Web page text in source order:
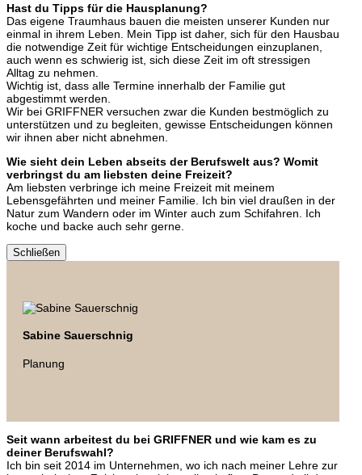
Hast du Tipps für die Hausplanung?
Das eigene Traumhaus bauen die meisten unserer Kunden nur
einmal in ihrem Leben. Mein Tipp ist daher, sich für den Hausbau
die notwendige Zeit für wichtige Entscheidungen einzuplanen,
auch wenn es schwierig ist, sich diese Zeit im oft stressigen
Alltag zu nehmen.
Wichtig ist, dass alle Termine innerhalb der Familie gut
abgestimmt werden.
Wir bei GRIFFNER versuchen zwar die Kunden bestmöglich zu
unterstützen und zu begleiten, gewisse Entscheidungen können
wir ihnen aber nicht abnehmen.
Wie sieht dein Leben abseits der Berufswelt aus? Womit
verbringst du am liebsten deine Freizeit?
Am liebsten verbringe ich meine Freizeit mit meinem
Lebensgefährten und meiner Familie. Ich bin viel draußen in der
Natur zum Wandern oder im Winter auch zum Schifahren. Ich
koche und backe auch sehr gerne.
Schließen
Sabine Sauerschnig
Planung
Seit wann arbeitest du bei GRIFFNER und wie kam es zu
deiner Berufswahl?
Ich bin seit 2014 im Unternehmen, wo ich nach meiner Lehre zur